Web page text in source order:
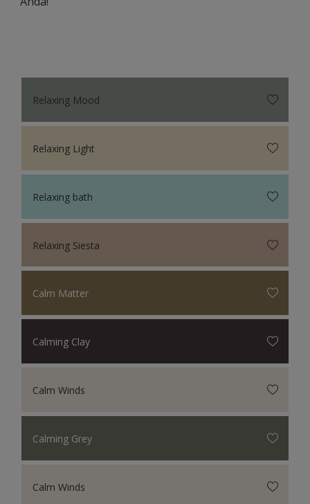
Relaxing Mood
Relaxing Light
Relaxing bath
Relaxing Siesta
Calm Matter
Calming Clay
Calm Winds
Calming Grey
Calm Winds